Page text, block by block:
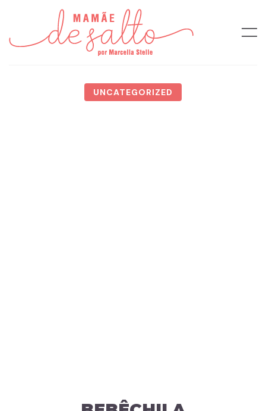
UNCATEGORIZED